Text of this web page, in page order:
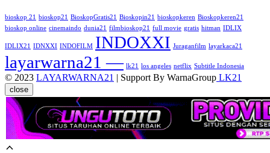
bioskop 21 bioskop21 BioskopGratis21 Bioskopin21 bioskopkeren Bioskopkeren21
bioskop online cinemaindo dunia21 filmbioskop21 full movie gratis hitman IDLIX
IDLIX21 IDNXXI INDOFILM INDOXXI Juraganfilm layarkaca21
layarwarna21 — lk21 los angeles netflix Subtitle Indonesia
© 2023 LAYARWARNA21 | Support By WarnaGroup LK21
close